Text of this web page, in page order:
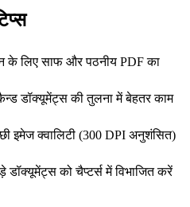
के लिए साफ और पठनीय PDF का
डॉक्यूमेंट्स की तुलना में बेहतर काम
इमेज क्वालिटी (300 DPI अनुशंसित)
को चैप्टर्स में विभाजित करें